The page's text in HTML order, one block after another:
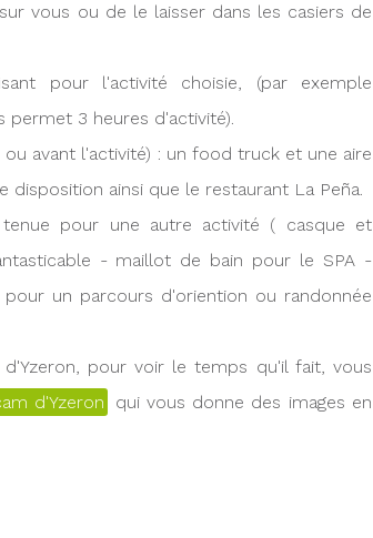
vous ou de le laisser dans les casiers de
pour l'activité choisie, (par exemple
permet 3 heures d'activité).
avant l'activité) : un food truck et une aire
disposition ainsi que le restaurant La Peña.
tenue pour une autre activité ( casque et
- maillot de bain pour le SPA -
pour un parcours d'oriention ou randonnée
pour voir le temps qu'il fait, vous
d'Yzeron
qui vous donne des images en